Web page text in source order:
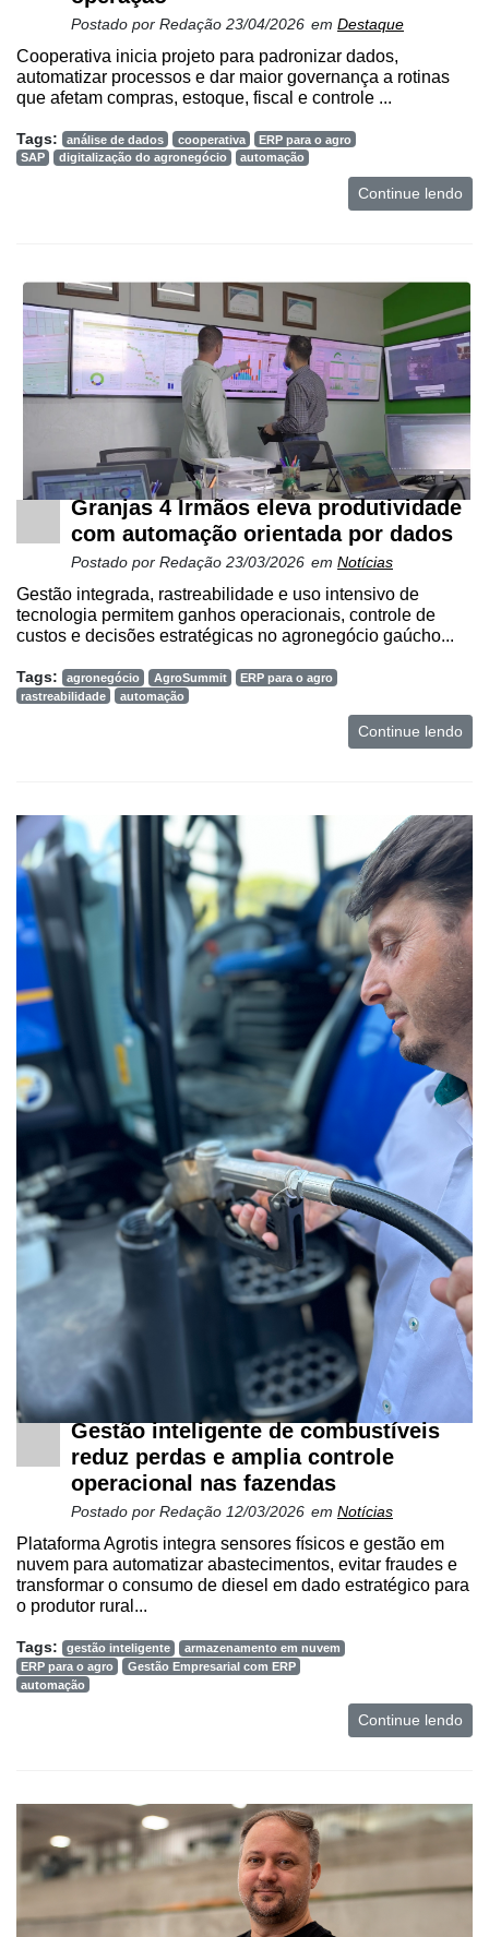
E-
Commerce
Informatização
da
Tecnologia
para
Recursos
Hídricos
Liberali
Netrin
Néctar
Tecprime
Agro
Way
Consulting
CHB
Postado por Redação 23/04/2026 em Destaque
Cooperativa inicia projeto para padronizar dados,
automatizar processos e dar maior governança a rotinas
que afetam compras, estoque, fiscal e controle ...
Tags: análise de dados cooperativa
ERP para o agro
SAP
digitalização do agronegócio automação
Continue lendo
Granjas 4 Irmãos eleva produtividade
com automação orientada por dados
Postado por Redação 23/03/2026 em Notícias
Gestão integrada, rastreabilidade e uso intensivo de
tecnologia permitem ganhos operacionais, controle de
custos e decisões estratégicas no agronegócio gaúcho...
Tags: agronegócio AgroSummit
ERP para o agro
rastreabilidade
automação
Continue lendo
Gestão inteligente de combustíveis
reduz perdas e amplia controle
operacional nas fazendas
Postado por Redação 12/03/2026 em Notícias
Plataforma Agrotis integra sensores físicos e gestão em
nuvem para automatizar abastecimentos, evitar fraudes e
transformar o consumo de diesel em dado estratégico para
o produtor rural...
Tags: gestão inteligente
armazenamento em nuvem
ERP para o agro
Gestão Empresarial com ERP
automação
Continue lendo